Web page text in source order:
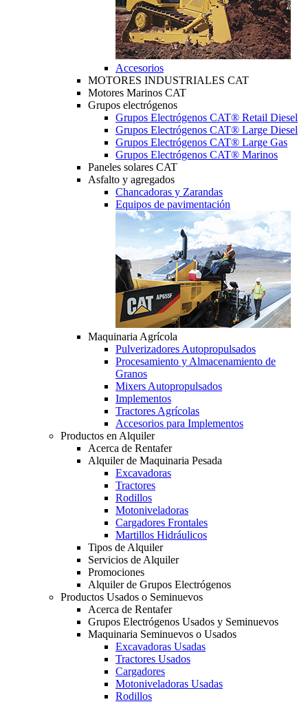
Accesorios
MOTORES INDUSTRIALES CAT
Motores Marinos CAT
Grupos electrógenos
Grupos Electrógenos CAT® Retail Diesel
Grupos Electrógenos CAT® Large Diesel
Grupos Electrógenos CAT® Large Gas
Grupos Electrógenos CAT® Marinos
Paneles solares CAT
Asfalto y agregados
Chancadoras y Zarandas
Equipos de pavimentación
Maquinaria Agrícola
Pulverizadores Autopropulsados
Procesamiento y Almacenamiento de
Granos
Mixers Autopropulsados
Implementos
Tractores Agrícolas
Accesorios para Implementos
Productos en Alquiler
Acerca de Rentafer
Alquiler de Maquinaria Pesada
Excavadoras
Tractores
Rodillos
Motoniveladoras
Cargadores Frontales
Martillos Hidráulicos
Tipos de Alquiler
Servicios de Alquiler
Promociones
Alquiler de Grupos Electrógenos
Productos Usados o Seminuevos
Acerca de Rentafer
Grupos Electrógenos Usados y Seminuevos
Maquinaria Seminuevos o Usados
Excavadoras Usadas
Tractores Usados
Cargadores
Motoniveladoras Usadas
Rodillos